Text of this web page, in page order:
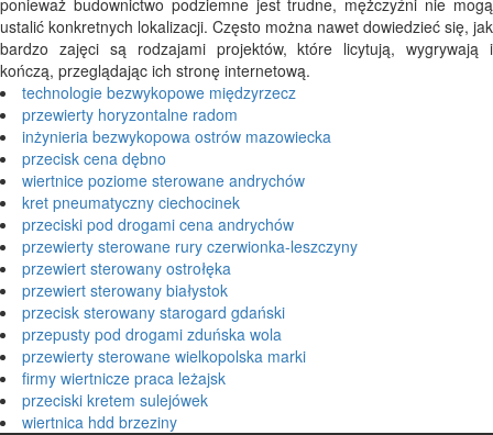
ponieważ budownictwo podziemne jest trudne, mężczyźni nie mogą
ustalić konkretnych lokalizacji. Często można nawet dowiedzieć się, jak
bardzo zajęci są rodzajami projektów, które licytują, wygrywają i
kończą, przeglądając ich stronę internetową.
technologie bezwykopowe międzyrzecz
przewierty horyzontalne radom
inżynieria bezwykopowa ostrów mazowiecka
przecisk cena dębno
wiertnice poziome sterowane andrychów
kret pneumatyczny ciechocinek
przeciski pod drogami cena andrychów
przewierty sterowane rury czerwionka-leszczyny
przewiert sterowany ostrołęka
przewiert sterowany białystok
przecisk sterowany starogard gdański
przepusty pod drogami zduńska wola
przewierty sterowane wielkopolska marki
firmy wiertnicze praca leżajsk
przeciski kretem sulejówek
wiertnica hdd brzeziny